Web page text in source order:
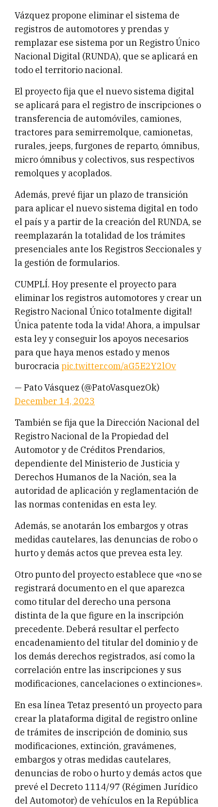
Vázquez propone eliminar el sistema de
registros de automotores y prendas y
remplazar ese sistema por un Registro Único
Nacional Digital (RUNDA), que se aplicará en
todo el territorio nacional.
El proyecto fija que el nuevo sistema digital
se aplicará para el registro de inscripciones o
transferencia de automóviles, camiones,
tractores para semirremolque, camionetas,
rurales, jeeps, furgones de reparto, ómnibus,
micro ómnibus y colectivos, sus respectivos
remolques y acoplados.
Además, prevé fijar un plazo de transición
para aplicar el nuevo sistema digital en todo
el país y a partir de la creación del RUNDA, se
reemplazarán la totalidad de los trámites
presenciales ante los Registros Seccionales y
la gestión de formularios.
CUMPLÍ. Hoy presente el proyecto para
eliminar los registros automotores y crear un
Registro Nacional Único totalmente digital!
Única patente toda la vida! Ahora, a impulsar
esta ley y conseguir los apoyos necesarios
para que haya menos estado y menos
burocraciapic.twitter.com/aG5E2Y2lOv
— Pato Vásquez (@PatoVasquezOk)
December 14, 2023
También se fija que la Dirección Nacional del
Registro Nacional de la Propiedad del
Automotor y de Créditos Prendarios,
dependiente del Ministerio de Justicia y
Derechos Humanos de la Nación, sea la
autoridad de aplicación y reglamentación de
las normas contenidas en esta ley.
Además, se anotarán los embargos y otras
medidas cautelares, las denuncias de robo o
hurto y demás actos que prevea esta ley.
Otro punto del proyecto establece que «no se
registrará documento en el que aparezca
como titular del derecho una persona
distinta de la que figure en la inscripción
precedente. Deberá resultar el perfecto
encadenamiento del titular del dominio y de
los demás derechos registrados, así como la
correlación entre las inscripciones y sus
modificaciones, cancelaciones o extinciones».
En esa línea Tetaz presentó un proyecto para
crear la plataforma digital de registro online
de trámites de inscripción de dominio, sus
modificaciones, extinción, gravámenes,
embargos y otras medidas cautelares,
denuncias de robo o hurto y demás actos que
prevé el Decreto 1114/97 (Régimen Jurídico
del Automotor) de vehículos en la República